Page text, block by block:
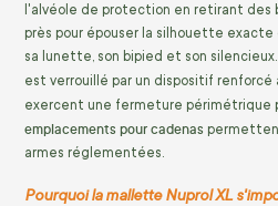
l'alvéole de protection en retirant des
près pour épouser la silhouette
sa lunette, son bipied et son
est verrouillé par un dispositif renforcé
exercent une fermeture périmétrique
emplacements pour cadenas
armes réglementées.
Pourquoi la mallette Nuprol XL